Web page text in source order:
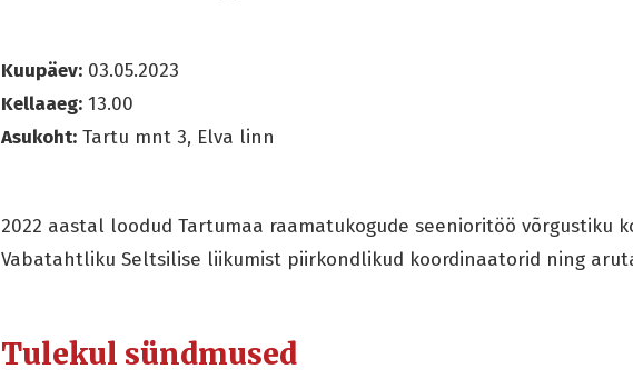
Kuupäev: 03.05.2023
Kellaaeg: 13.00
Asukoht: Tartu mnt 3, Elva linn
2022 aastal loodud Tartumaa raamatukogude seenioritöö võrgustiku
Vabatahtliku Seltsilise liikumist piirkondlikud koordinaatorid ning
Tulekul sündmused